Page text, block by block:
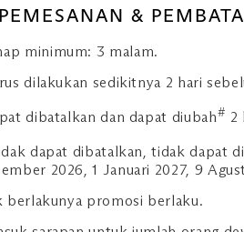
&
minimum: 3 malam.
dilakukan sedikitnya 2 hari
dibatalkan dan dapat diubah# 2
dapat dibatalkan, tidak dapat
2026, 1 Januari 2027, 9
berlakunya promosi berlaku.